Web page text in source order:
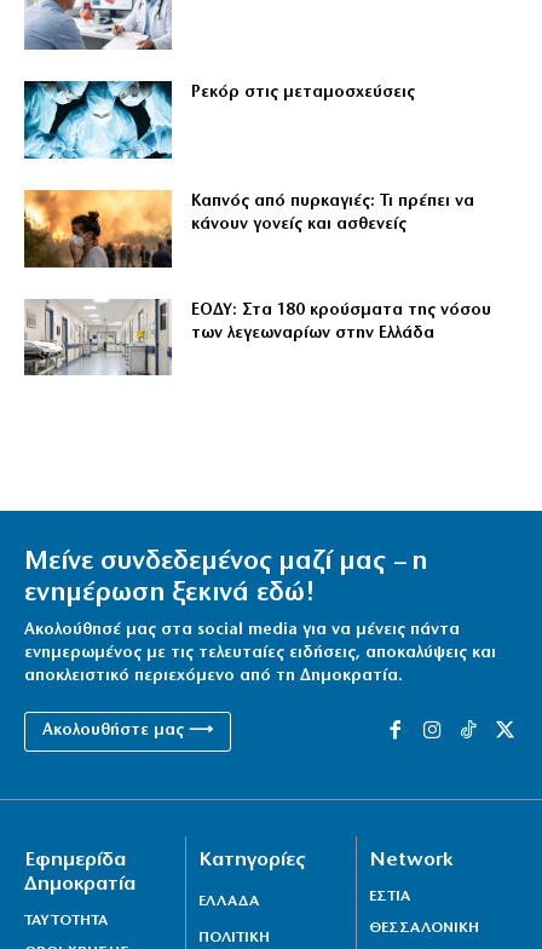
Ρεκόρ στις μεταμοσχεύσεις
Καπνός από πυρκαγιές: Τι πρέπει να
κάνουν γονείς και ασθενείς
ΕΟΔΥ: Στα 180 κρούσματα της νόσου
των λεγεωναρίων στην Ελλάδα
Μείνε συνδεδεμένος μαζί μας – η
ενημέρωση ξεκινά εδώ!
Ακολούθησέ μας στα social media για να μένεις πάντα
ενημερωμένος με τις τελευταίες ειδήσεις, αποκαλύψεις και
αποκλειστικό περιεχόμενο από τη Δημοκρατία.
Ακολουθήστε μας ⟶
Εφημερίδα
Δημοκρατία
ΤΑΥΤΟΤΗΤΑ
Κατηγορίες
ΕΛΛΑΔΑ
ΠΟΛΙΤΙΚΗ
Network
ΕΣΤΙΑ
ΘΕΣΣΑΛΟΝΙΚΗ